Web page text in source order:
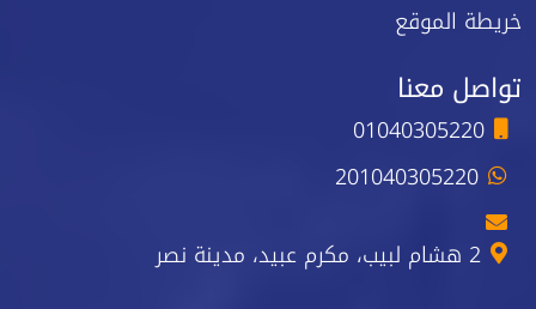
خريطة الموقع
تواصل معنا
01040305220
201040305220
2 هشام لبيب، مكرم عبيد، مدينة نصر